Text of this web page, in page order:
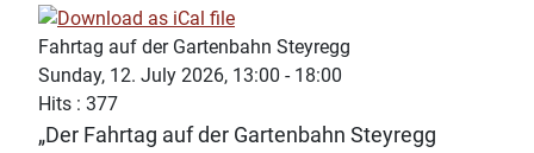
Fahrtag auf der Gartenbahn Steyregg
Sunday, 12. July 2026, 13:00 - 18:00
Hits : 377
„Der Fahrtag auf der Gartenbahn Steyregg